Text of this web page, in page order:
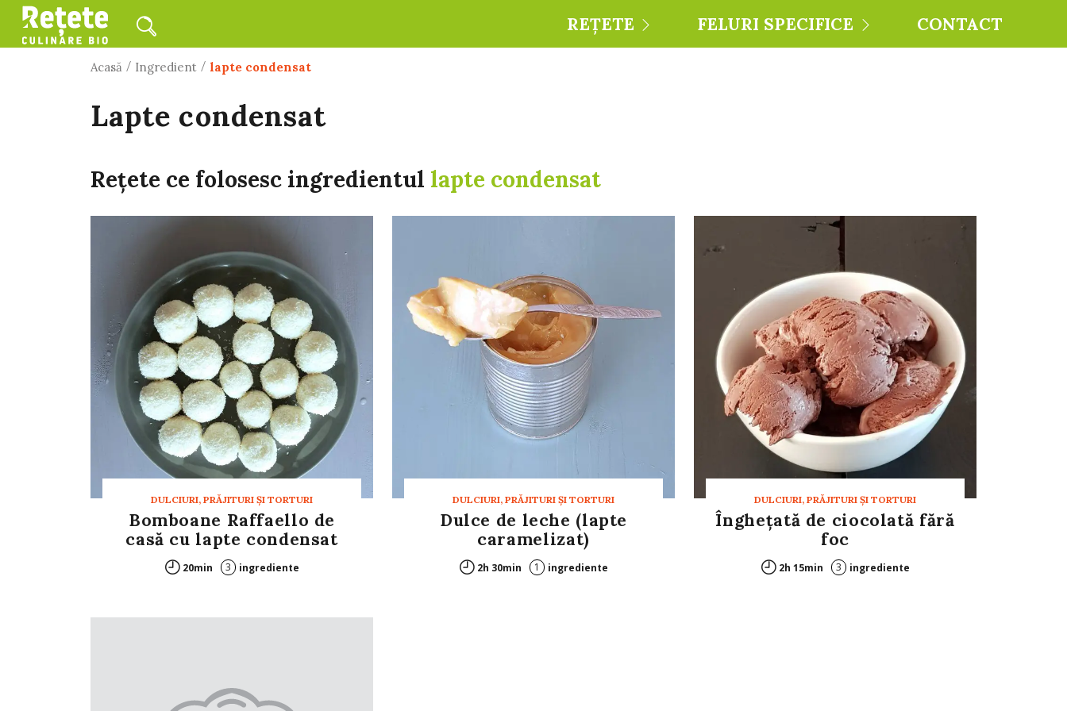
REȚETE FELURI SPECIFICE CONTACT
Acasă / Ingredient / lapte condensat
lapte condensat
Rețete ce folosesc ingredientul lapte condensat
DULCIURI, PRĂJITURI ȘI TORTURI
Bomboane Raffaello de
casă cu lapte condensat
20min 3 ingrediente
DULCIURI, PRĂJITURI ȘI TORTURI
Dulce de leche (lapte
caramelizat)
2h 30min 1 ingrediente
DULCIURI, PRĂJITURI ȘI TORTURI
Înghețată de ciocolată fără
foc
2h 15min 3 ingrediente